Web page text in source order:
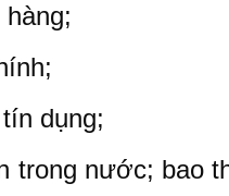
dụng;
trong nước; bao